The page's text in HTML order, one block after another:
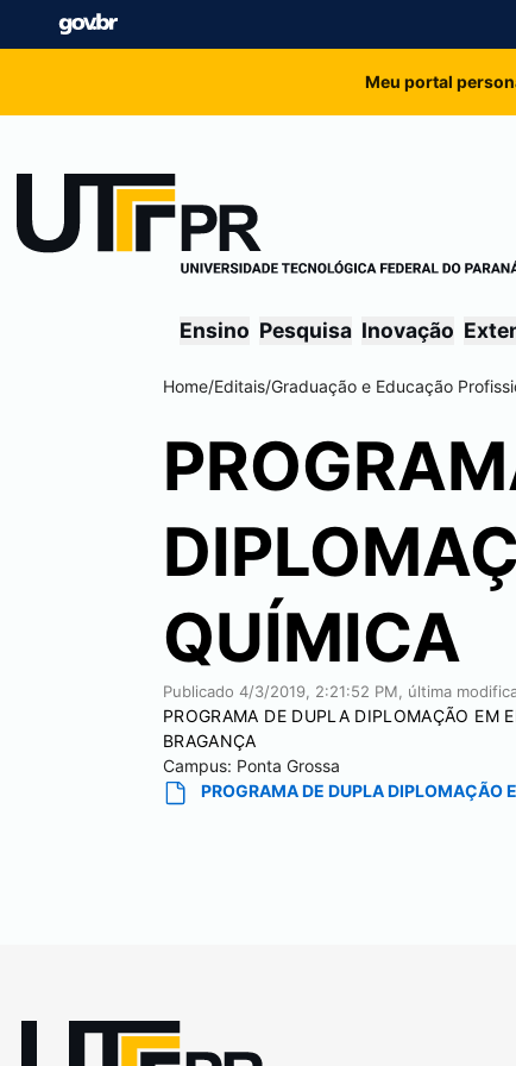
Meu portal
Ensino Pesquisa Inovação
Home/Editais/Graduação e Educação
QUÍMICA
Publicado 4/3/2019, 2:21:52 PM , última
PROGRAMA DE DUPLA DIPLOMAÇÃO EM
BRAGANÇA
Campus: Ponta Grossa
PROGRAMA DE DUPLA DIPLOMAÇÃO